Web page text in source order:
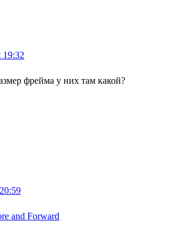
19:32
фрейма у них там какой?
and Forward